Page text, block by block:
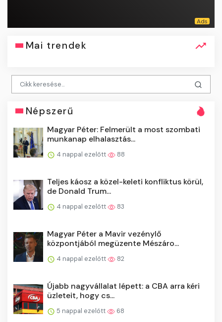
Mai trendek
Népszerű
Magyar Péter: Felmerült a most szombati
munkanap elhalasztás...
4 nappal ezelőtt 88
Teljes káosz a közel-keleti konfliktus körül,
de Donald Trum...
4 nappal ezelőtt 83
Magyar Péter a Mavir vezénylő
központjából megüzente Mészáro...
4 nappal ezelőtt 82
Újabb nagyvállalat lépett: a CBA arra kéri
üzleteit, hogy cs...
5 nappal ezelőtt 68